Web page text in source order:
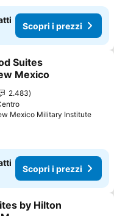
Scopri i prezzi
ai preferiti
Suites
Mexico
2.483
Mexico Military Institute
Scopri i prezzi
ai preferiti
by Hilton